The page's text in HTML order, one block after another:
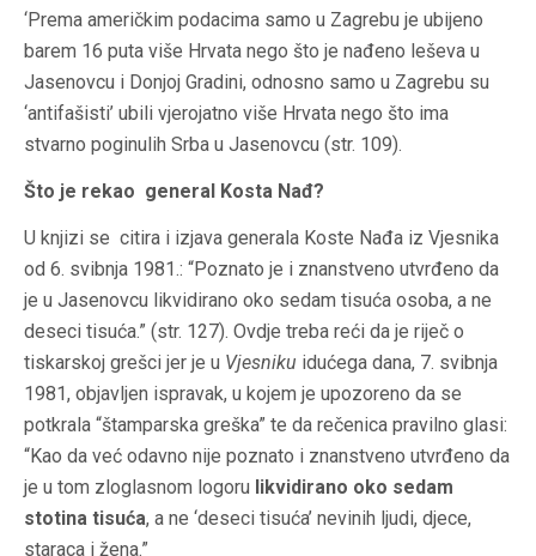
‘Prema američkim podacima samo u Zagrebu je ubijeno
barem 16 puta više Hrvata nego što je nađeno leševa u
Jasenovcu i Donjoj Gradini, odnosno samo u Zagrebu su
‘antifašisti’ ubili vjerojatno više Hrvata nego što ima
stvarno poginulih Srba u Jasenovcu (str. 109).
Što je rekao general Kosta Nađ?
U knjizi se citira i izjava generala Koste Nađa iz Vjesnika
od 6. svibnja 1981.: “Poznato je i znanstveno utvrđeno da
je u Jasenovcu likvidirano oko sedam tisuća osoba, a ne
deseci tisuća.” (str. 127). Ovdje treba reći da je riječ o
tiskarskoj grešci jer je u Vjesniku idućega dana, 7. svibnja
1981, objavljen ispravak, u kojem je upozoreno da se
potkrala “štamparska greška” te da rečenica pravilno glasi:
“Kao da već odavno nije poznato i znanstveno utvrđeno da
je u tom zloglasnom logoru likvidirano oko sedam
stotina tisuća, a ne ‘deseci tisuća’ nevinih ljudi, djece,
staraca i žena.”